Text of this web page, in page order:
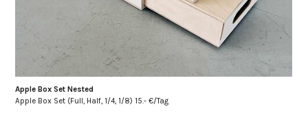
Apple Box Set Nested
Apple Box Set (Full, Half, 1/4, 1/8) 15.- €/Tag